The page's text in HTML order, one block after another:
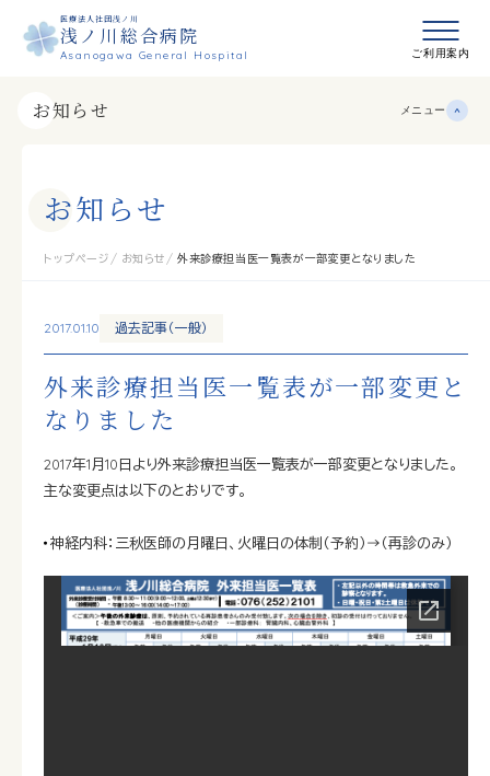
メニュ
ご利用案内
医療法人社団浅ノ川
浅ノ川総合病院
Asanogawa General Hospital
お知らせ メニュー
お知 らせ
トップページ お知らせ 外来診療担当医一覧表が一部変更となりました
2017.01.10 過去記事（一般）
外来診療担当医一覧表が一部変更と
なりました
2017年1月10日より外来診療担当医一覧表が一部変更となりました。
主な変更点は以下のとおりです。
神経内科：三秋医師の月曜日、火曜日の体制（予約）→（再診のみ）